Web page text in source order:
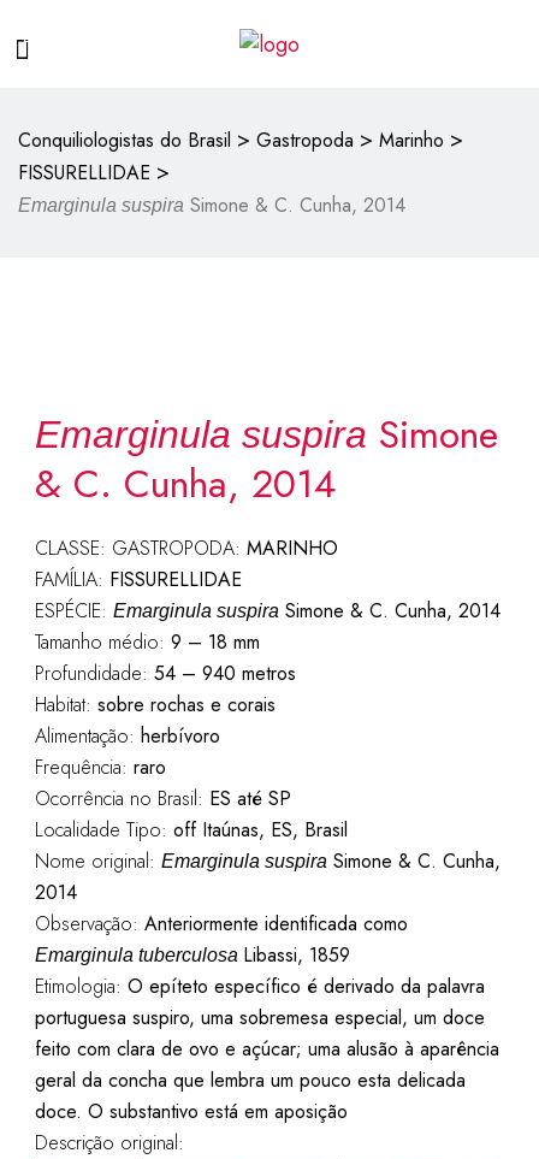
Conquiliologistas do Brasil > Gastropoda > Marinho >
FISSURELLIDAE >
Emarginula suspira Simone & C. Cunha, 2014
Emarginula suspira Simone
& C. Cunha, 2014
CLASSE: GASTROPODA: MARINHO
FAMÍLIA: FISSURELLIDAE
ESPÉCIE: Emarginula suspiraSimone & C. Cunha, 2014
Tamanho médio: 9 – 18 mm
Profundidade: 54 – 940 metros
Habitat: sobre rochas e corais
Alimentação: herbívoro
Frequência: raro
Ocorrência no Brasil: ES até SP
Localidade Tipo: off Itaúnas, ES, Brasil
Nome original: Emarginula suspiraSimone & C. Cunha,
2014
Observação: Anteriormente identificada como
Emarginula tuberculosa Libassi, 1859
Etimologia: O epíteto específico é derivado da palavra
portuguesa suspiro, uma sobremesa especial, um doce
feito com clara de ovo e açúcar; uma alusão à aparência
geral da concha que lembra um pouco esta delicada
doce. O substantivo está em aposição
Descrição original: